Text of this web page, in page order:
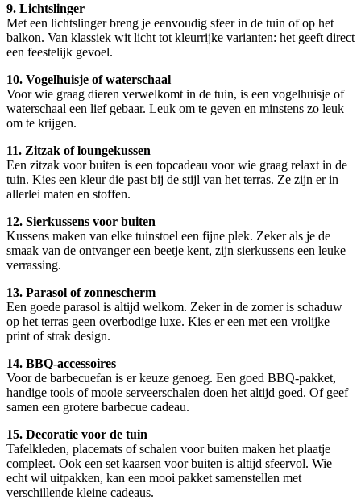
9. Lichtslinger
Met een lichtslinger breng je eenvoudig sfeer in de tuin of op het
balkon. Van klassiek wit licht tot kleurrijke varianten: het geeft direct
een feestelijk gevoel.
10. Vogelhuisje of waterschaal
Voor wie graag dieren verwelkomt in de tuin, is een vogelhuisje of
waterschaal een lief gebaar. Leuk om te geven en minstens zo leuk
om te krijgen.
11. Zitzak of loungekussen
Een zitzak voor buiten is een topcadeau voor wie graag relaxt in de
tuin. Kies een kleur die past bij de stijl van het terras. Ze zijn er in
allerlei maten en stoffen.
12. Sierkussens voor buiten
Kussens maken van elke tuinstoel een fijne plek. Zeker als je de
smaak van de ontvanger een beetje kent, zijn sierkussens een leuke
verrassing.
13. Parasol of zonnescherm
Een goede parasol is altijd welkom. Zeker in de zomer is schaduw
op het terras geen overbodige luxe. Kies er een met een vrolijke
print of strak design.
14. BBQ-accessoires
Voor de barbecuefan is er keuze genoeg. Een goed BBQ-pakket,
handige tools of mooie serveerschalen doen het altijd goed. Of geef
samen een grotere barbecue cadeau.
15. Decoratie voor de tuin
Tafelkleden, placemats of schalen voor buiten maken het plaatje
compleet. Ook een set kaarsen voor buiten is altijd sfeervol. Wie
echt wil uitpakken, kan een mooi pakket samenstellen met
verschillende kleine cadeaus.